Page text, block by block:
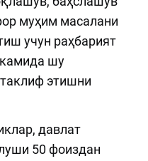
муҳим масалани
учун раҳбарият
камида шу
этишни
давлат
50 фоиздан